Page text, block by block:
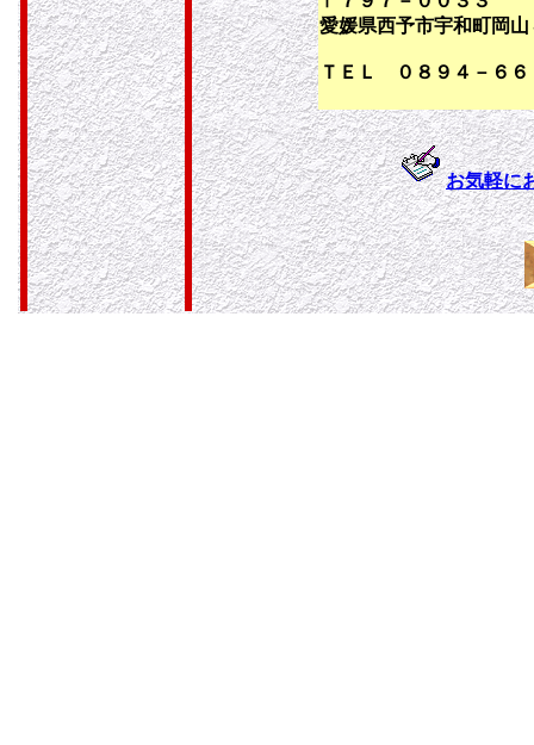
愛媛県西予市宇和町岡
ＴＥＬ ０８９４－６６
お気軽に